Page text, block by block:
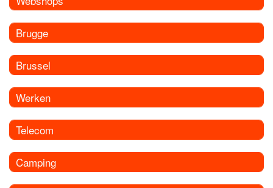
Brugge
Brussel
Werken
Telecom
Camping